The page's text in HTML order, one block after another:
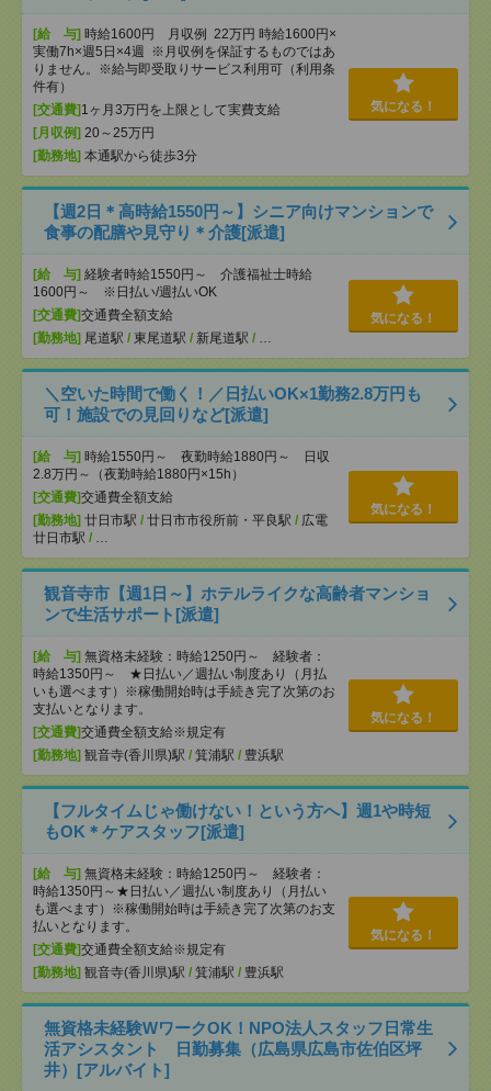
[給 与] 時給1600円 月収例 22万円 時給1600円×
実働7h×週5日×4週 ※月収例を保証するものではあ
りません。※給与即受取りサービス利用可（利用条
件有）
[交通費]1ヶ月3万円を上限として実費支給
[月収例] 20～25万円
[勤務地] 本通駅から徒歩3分
気になる！
【週2日＊高時給1550円～】シニア向けマンションで
食事の配膳や見守り＊介護[派遣]
[給 与] 経験者時給1550円～ 介護福祉士時給
1600円～ ※日払い/週払いOK
[交通費]交通費全額支給
[勤務地] 尾道駅 / 東尾道駅 / 新尾道駅 /
気になる！
＼空いた時間で働く！／日払いOK×1勤務2.8万円も
可！施設での見回りなど[派遣]
[給 与] 時給1550円～ 夜勤時給1880円～ 日収
2.8万円～（夜勤時給1880円×15h）
[交通費]交通費全額支給
[勤務地] 廿日市駅 / 廿日市市役所前・平良駅 / 広電
廿日市駅 /
気になる！
観音寺市【週1日～】ホテルライクな高齢者マンショ
ンで生活サポート[派遣]
[給 与] 無資格未経験：時給1250円～ 経験者：
時給1350円～ ★日払い／週払い制度あり（月払
いも選べます）※稼働開始時は手続き完了次第のお
支払いとなります。
[交通費]交通費全額支給※規定有
[勤務地] 観音寺(香川県)駅 / 箕浦駅 / 豊浜駅
気になる！
【フルタイムじゃ働けない！という方へ】週1や時短
もOK＊ケアスタッフ[派遣]
[給 与] 無資格未経験：時給1250円～ 経験者：
時給1350円～★日払い／週払い制度あり（月払い
も選べます）※稼働開始時は手続き完了次第のお支
払いとなります。
[交通費]交通費全額支給※規定有
[勤務地] 観音寺(香川県)駅 / 箕浦駅 / 豊浜駅
気になる！
無資格未経験WワークOK！NPO法人スタッフ日常生
活アシスタント 日勤募集（広島県広島市佐伯区坪
井）[アルバイト]